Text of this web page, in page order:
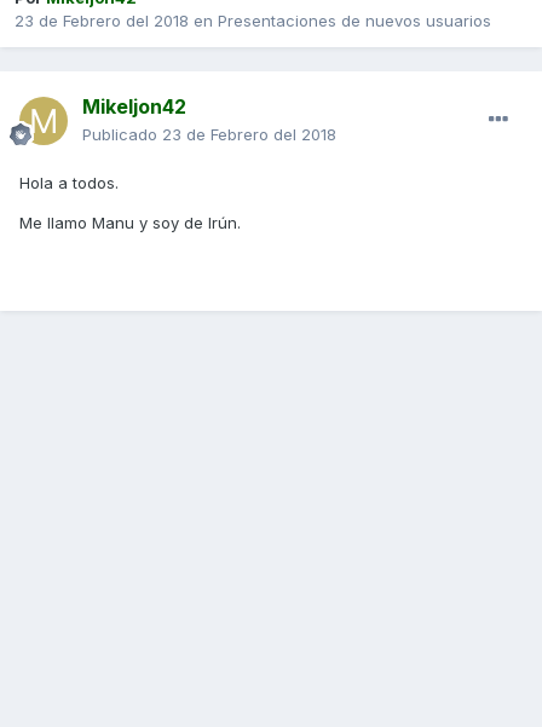
23 de Febrero del 2018 en Presentaciones de nuevos usuarios
Mikeljon42
Publicado 23 de Febrero del 2018
Hola a todos.
Me llamo Manu y soy de Irún.